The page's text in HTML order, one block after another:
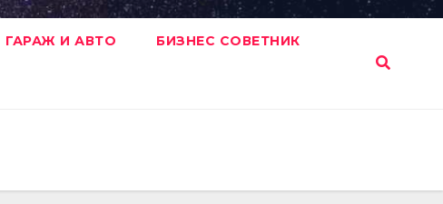
ГАРАЖ И АВТО БИЗНЕС СОВЕТНИК